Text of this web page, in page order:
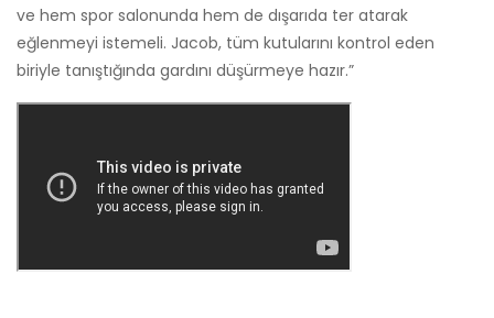
ve hem spor salonunda hem de dışarıda ter atarak
eğlenmeyi istemeli. Jacob, tüm kutularını kontrol eden
biriyle tanıştığında gardını düşürmeye hazır.”